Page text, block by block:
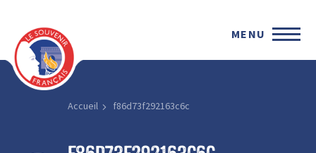
MENU
Accueil f86d73f292163c6c